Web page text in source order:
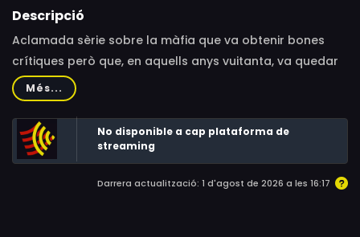
Ron Dean, Johann Carlo, Patricia Charbonneau, Jack
Descripció
Aclamada sèrie sobre la màfia que va obtenir bones
crítiques però que, en aquells anys vuitanta, va quedar
enfosquida pels èxits d'altres sèrie de policies com Hill
Street Blues i Miami Vice (també produïda per Michael
Mann, com a Crime Story). L'episodi pilot va ser dirigit
per Abel Ferrara, i té entitat pròpia com a pel·lícula -i
amb la seva edició en DVD-.
Més...
No disponible a cap plataforma de
streaming
Darrera actualització: 1 d'agost de 2026 a les 16:17